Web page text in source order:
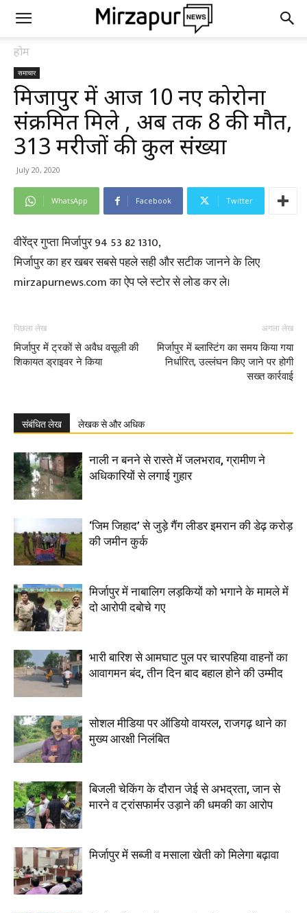
होम
समाचार
मिर्जापुर में आज 10 नए कोरोना
संक्रमित मिले , अब तक 8 की मौत,
313 मरीजों की कुल संख्या
July 20, 2020
WhatsApp Facebook Twitter
वीरेंद्र गुप्ता मिर्जापुर 94 53 82 1310,
मिर्जापुर का हर खबर सबसे पहले सही और सटीक जानने के लिए
mirzapurnews.com का ऐप प्ले स्टोर से लोड कर ले।
पिछला लेख
मिर्जापुर में ट्रकों से अवैध वसूली की
शिकायत ड्राइवर ने किया
अगला लेख
मिर्जापुर में ब्लास्टिंग का समय किया गया
निर्धारित, उल्लंघन किए जाने पर होगी
सख्त कार्रवाई
संबंधित लेख लेखक से और अधिक
नाली न बनने से रास्ते में जलभराव, ग्रामीण ने
अधिकारियों से लगाई गुहार
‘जिम जिहाद’ से जुड़े गैंग लीडर इमरान की डेढ़ करोड़
की जमीन कुर्क
मिर्जापुर में नाबालिग लड़कियों को भगाने के मामले में
दो आरोपी दबोचे गए
भारी बारिश से आमघाट पुल पर चारपहिया वाहनों का
आवागमन बंद, तीन दिन बाद बहाल होने की उम्मीद
सोशल मीडिया पर ऑडियो वायरल, राजगढ़ थाने का
मुख्य आरक्षी निलंबित
बिजली चेकिंग के दौरान जेई से अभद्रता, जान से
मारने व ट्रांसफार्मर उड़ाने की धमकी का आरोप
मिर्जापुर में सब्जी व मसाला खेती को मिलेगा बढ़ावा